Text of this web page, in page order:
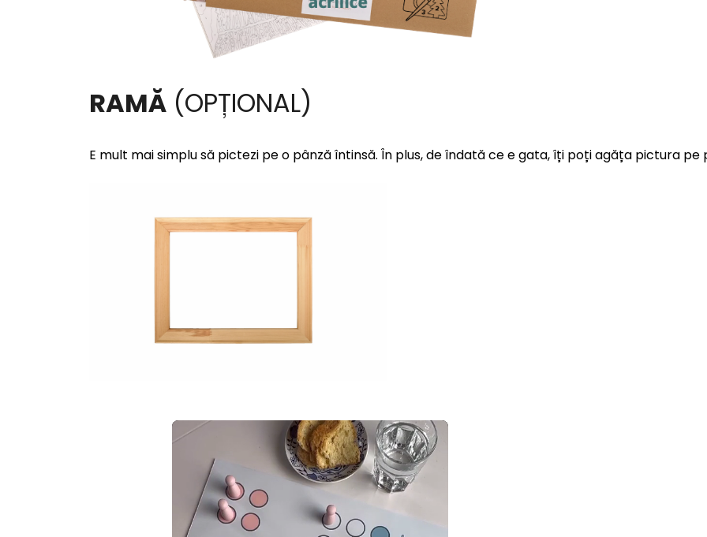
RAMĂ (OPȚIONAL)
E mult mai simplu să pictezi pe o pânză întinsă. În plus, de îndată ce e gata, îți poți agăța pictura pe